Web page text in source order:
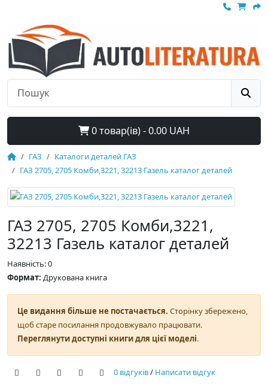
0 товар(ів) - 0.00 UAH
ГАЗ
Каталоги деталей ГАЗ
ГАЗ 2705, 2705 Комби,3221, 32213 Газель каталог деталей
ГАЗ 2705, 2705 Комби,3221,
32213 Газель каталог деталей
Наявність: 0
Формат: Друкована книга
Це видання більше не постачається. Сторінку збережено,
щоб старе посилання продовжувало працювати.
Переглянути доступні книги для цієї моделі.
0 відгуків/ Написати відгук